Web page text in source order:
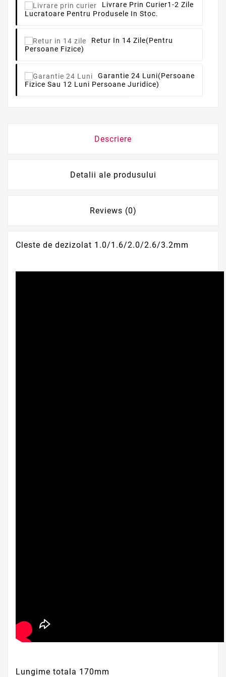
Livrare Prin Curier1-2 Zile
Lucratoare Pentru Produsele In Stoc.
Retur In 14 Zile(pentru
Persoane Fizice)
Garantie 24 Luni(persoane
Fizice Sau 12 Luni Persoane Juridice)
Descriere
Detalii ale produsului
Reviews (0)
Cleste de dezizolat 1.0/1.6/2.0/2.6/3.2mm
Lungime totala 170mm